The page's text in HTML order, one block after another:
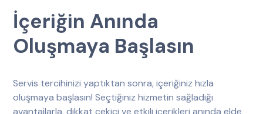
İçeriğin Anında
Oluşmaya Başlasın
Servis tercihinizi yaptıktan sonra, içeriğiniz hızla
oluşmaya başlasın! Seçtiğiniz hizmetin sağladığı